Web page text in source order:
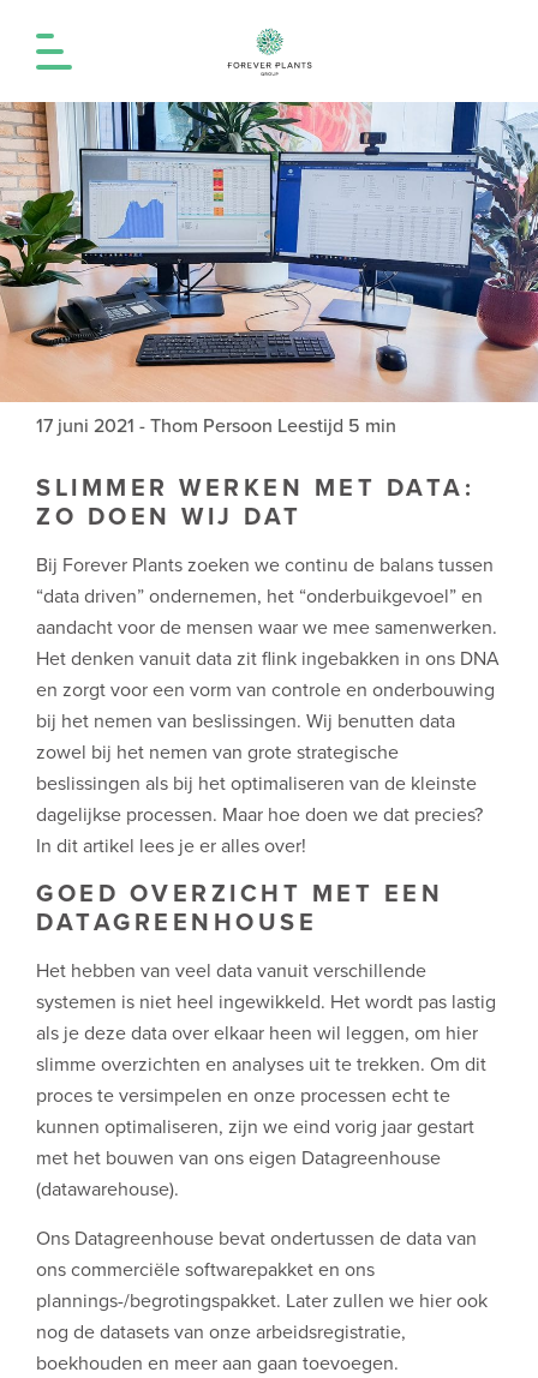
17 juni 2021 - Thom Persoon Leestijd 5 min
SLIMMER WERKEN MET DATA:
ZO DOEN WIJ DAT
Bij Forever Plants zoeken we continu de balans tussen
“data driven” ondernemen, het “onderbuikgevoel” en
aandacht voor de mensen waar we mee samenwerken.
Het denken vanuit data zit flink ingebakken in ons DNA
en zorgt voor een vorm van controle en onderbouwing
bij het nemen van beslissingen. Wij benutten data
zowel bij het nemen van grote strategische
beslissingen als bij het optimaliseren van de kleinste
dagelijkse processen. Maar hoe doen we dat precies?
In dit artikel lees je er alles over!
GOED OVERZICHT MET EEN
DATAGREENHOUSE
Het hebben van veel data vanuit verschillende
systemen is niet heel ingewikkeld. Het wordt pas lastig
als je deze data over elkaar heen wil leggen, om hier
slimme overzichten en analyses uit te trekken. Om dit
proces te versimpelen en onze processen echt te
kunnen optimaliseren, zijn we eind vorig jaar gestart
met het bouwen van ons eigen Datagreenhouse
(datawarehouse).
Ons Datagreenhouse bevat ondertussen de data van
ons commerciële softwarepakket en ons
plannings-/begrotingspakket. Later zullen we hier ook
nog de datasets van onze arbeidsregistratie,
boekhouden en meer aan gaan toevoegen.